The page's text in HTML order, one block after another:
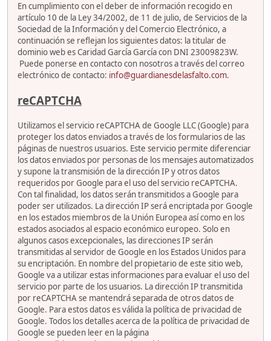
En cumplimiento con el deber de información recogido en
artículo 10 de la Ley 34/2002, de 11 de julio, de Servicios de la
Sociedad de la Información y del Comercio Electrónico, a
continuación se reflejan los siguientes datos: la titular de
dominio web es Caridad García García con DNI 23009823W.
Puede ponerse en contacto con nosotros a través del correo
electrónico de contacto: info@guardianesdelasfalto.com.
reCAPTCHA
Utilizamos el servicio reCAPTCHA de Google LLC (Google) para
proteger los datos enviados a través de los formularios de las
páginas de nuestros usuarios. Este servicio permite diferenciar
los datos enviados por personas de los mensajes automatizados
y supone la transmisión de la dirección IP y otros datos
requeridos por Google para el uso del servicio reCAPTCHA.
Con tal finalidad, los datos serán transmitidos a Google para
poder ser utilizados. La dirección IP será encriptada por Google
en los estados miembros de la Unión Europea así como en los
estados asociados al espacio económico europeo. Solo en
algunos casos excepcionales, las direcciones IP serán
transmitidas al servidor de Google en los Estados Unidos para
su encriptación. En nombre del propietario de este sitio web,
Google va a utilizar estas informaciones para evaluar el uso del
servicio por parte de los usuarios. La dirección IP transmitida
por reCAPTCHA se mantendrá separada de otros datos de
Google. Para estos datos es válida la política de privacidad de
Google. Todos los detalles acerca de la política de privacidad de
Google se pueden leer en la página